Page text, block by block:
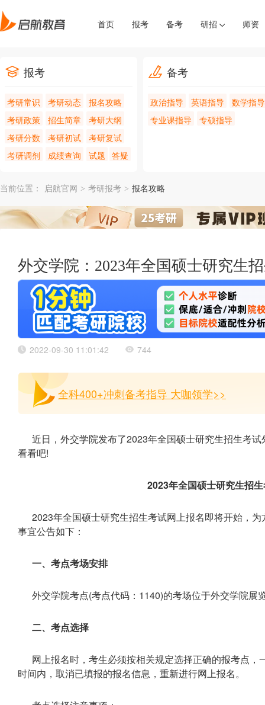
首页 报考 备考 研招 师资
报考
考研常识 考研动态
报名攻略
考研政策
招生简章
考研大纲
考研分数
考研初试
考研复试
考研调剂
成绩查询 试题 答疑
备考
政治指导 英语指导
数学指导
专业课指导
专硕指导
当前位置： 启航官网 > 考研报考 > 报名攻略
外交学院：2023年全国硕士研究生
2022-09-30 11:01:42 744
全科400+冲刺备考指导 大咖领学>>
近日，外交学院发布了2023年全国硕士研究生招生考
看看吧!
2023年全国硕士研究生招
2023年全国硕士研究生招生考试网上报名即将开始，
事宜公告如下：
一、考点考场安排
外交学院考点(考点代码：1140)的考场位于外交学院展
二、考点选择
网上报名时，考生必须按相关规定选择正确的报考点
时间内，取消已填报的报名信息，重新进行网上报名。